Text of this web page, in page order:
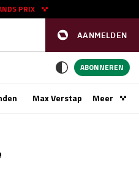
AANMELDEN
PRIX
11 - 13 sep
ABONNEREN
Max VerstappenMeer